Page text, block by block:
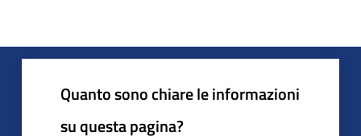
Quanto sono chiare le informazioni
su questa pagina?